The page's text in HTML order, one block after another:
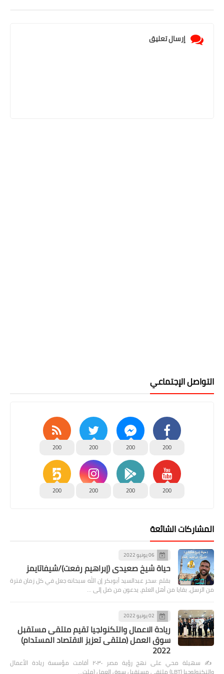
إرسال تعليق
التواصل الإجتماعي
200
200
200
200
200
200
200
200
المشاركات الشائعة
06 يونيو 2022
حياة شيخ صعيدى (إبراهيم رفعت)/شيفاتايمز
بقلم :سحر عبدالسيد أبوبكر إن الله سبحانه جعل في كل زمان فترة
من الرسل، بقايا من أهل العلم، يدعون من ضل إلى …
02 يونيو 2022
ريادة الاعمال والتكنولجيا تقيم ملتقى مستقبل
سوق العمل (ملتقى تعزيز الاقتصاد المستدام)
2022
✍️ سهيلة محي على نهج رؤية مصر ٢٠٣٠ أقامت مؤسسة ريادة الأعمال
والتكنولوجيا (LBT) ملتقى مستقبل سوق العمل (ملت…